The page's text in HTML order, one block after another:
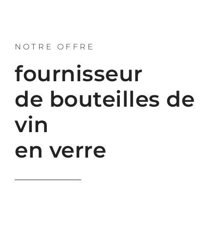
NOTRE OFFRE
fournisseur
de bouteilles de
vin
en verre